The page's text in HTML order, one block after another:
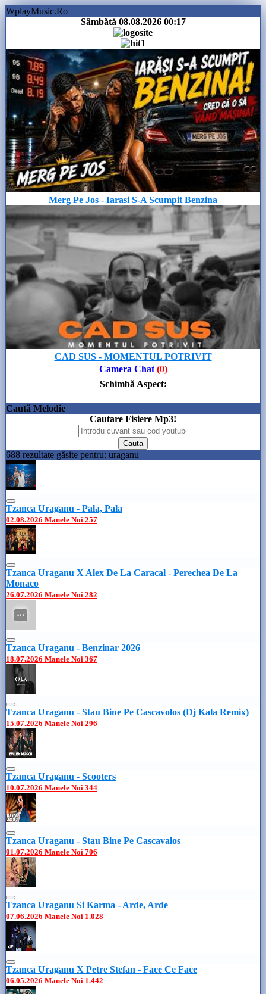
WplayMusic.Ro
Sâmbătă 08.08.2026 00:17
Merg Pe Jos - Iarasi S-A Scumpit Benzina
CAD SUS - MOMENTUL POTRIVIT
Camera Chat (0)
Schimbă Aspect:
Caută Melodie
Cautare Fisiere Mp3!
688 rezultate găsite pentru: uraganu
Tzanca Uraganu - Pala, Pala
02.08.2026 Manele Noi 257
Tzanca Uraganu X Alex De La Caracal - Perechea De La
Monaco
26.07.2026 Manele Noi 282
Tzanca Uraganu - Benzinar 2026
18.07.2026 Manele Noi 367
Tzanca Uraganu - Stau Bine Pe Cascavolos (Dj Kala Remix)
15.07.2026 Manele Noi 296
Tzanca Uraganu - Scooters
10.07.2026 Manele Noi 344
Tzanca Uraganu - Stau Bine Pe Cascavalos
01.07.2026 Manele Noi 706
Tzanca Uraganu Si Karma - Arde, Arde
07.06.2026 Manele Noi 1.028
Tzanca Uraganu X Petre Stefan - Face Ce Face
06.05.2026 Manele Noi 1.442